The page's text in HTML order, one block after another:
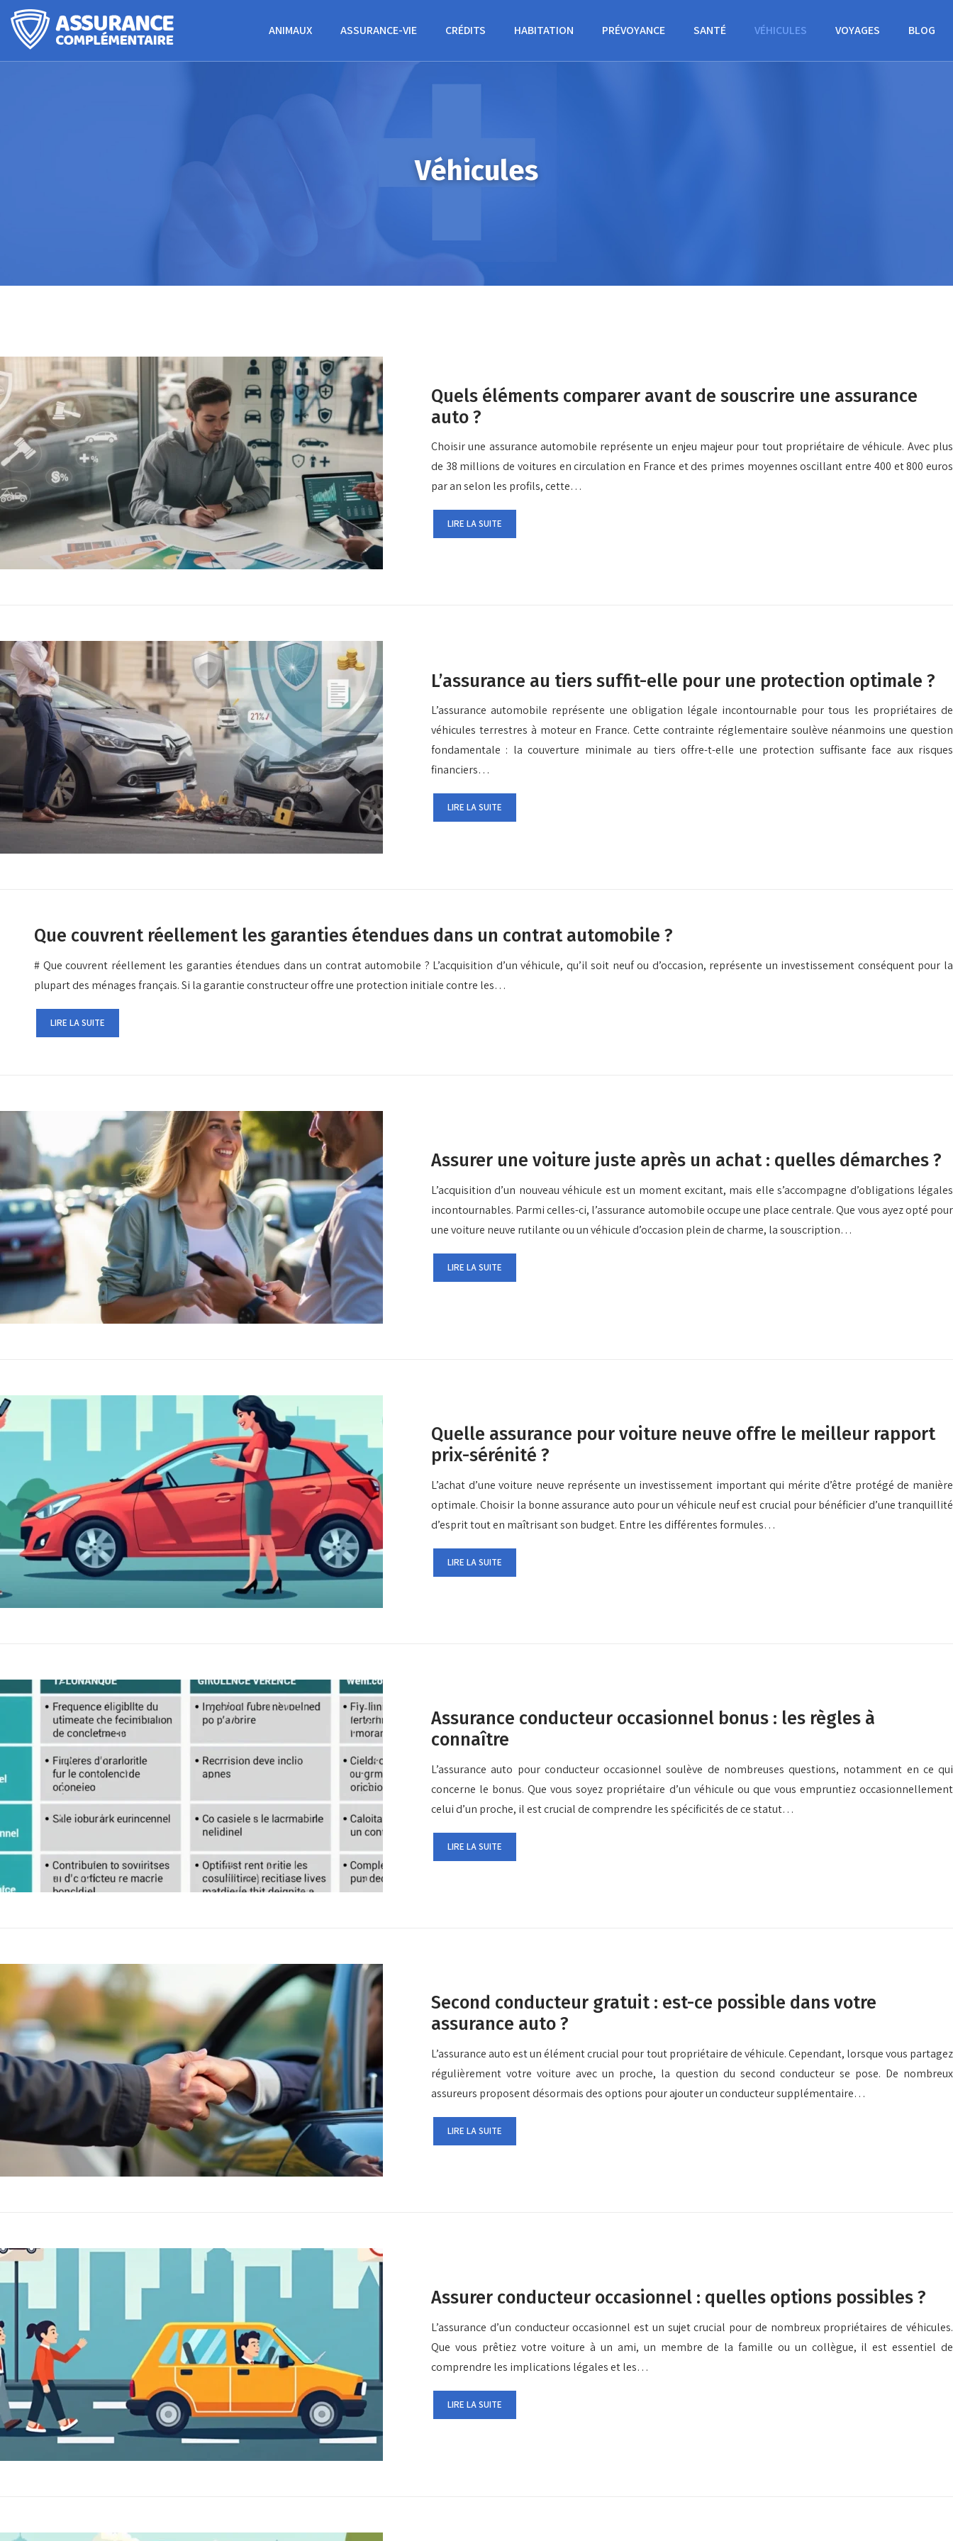
ANIMAUX ASSURANCE-VIE CRÉDITS HABITATION PRÉVOYANCE SANTÉ VÉHICULES VOYAGES BLOG
Véhicules
Quels éléments comparer avant de souscrire une assurance
auto ?
Choisir une assurance automobile représente un enjeu majeur pour tout propriétaire de véhicule. Avec plus
de 38 millions de voitures en circulation en France et des primes moyennes oscillant entre 400 et 800 euros
par an selon les profils, cette…
LIRE LA SUITE
L’assurance au tiers suffit-elle pour une protection optimale ?
L’assurance automobile représente une obligation légale incontournable pour tous les propriétaires de
véhicules terrestres à moteur en France. Cette contrainte réglementaire soulève néanmoins une question
fondamentale : la couverture minimale au tiers offre-t-elle une protection suffisante face aux risques
financiers…
LIRE LA SUITE
Que couvrent réellement les garanties étendues dans un contrat automobile ?
# Que couvrent réellement les garanties étendues dans un contrat automobile ? L’acquisition d’un véhicule, qu’il soit neuf ou d’occasion, représente un investissement conséquent pour la
plupart des ménages français. Si la garantie constructeur offre une protection initiale contre les…
LIRE LA SUITE
Assurer une voiture juste après un achat : quelles démarches ?
L’acquisition d’un nouveau véhicule est un moment excitant, mais elle s’accompagne d’obligations légales
incontournables. Parmi celles-ci, l’assurance automobile occupe une place centrale. Que vous ayez opté pour
une voiture neuve rutilante ou un véhicule d’occasion plein de charme, la souscription…
LIRE LA SUITE
Quelle assurance pour voiture neuve offre le meilleur rapport
prix-sérénité ?
L’achat d’une voiture neuve représente un investissement important qui mérite d’être protégé de manière
optimale. Choisir la bonne assurance auto pour un véhicule neuf est crucial pour bénéficier d’une tranquillité
d’esprit tout en maîtrisant son budget. Entre les différentes formules…
LIRE LA SUITE
Assurance conducteur occasionnel bonus : les règles à
connaître
L’assurance auto pour conducteur occasionnel soulève de nombreuses questions, notamment en ce qui
concerne le bonus. Que vous soyez propriétaire d’un véhicule ou que vous empruntiez occasionnellement
celui d’un proche, il est crucial de comprendre les spécificités de ce statut…
LIRE LA SUITE
Second conducteur gratuit : est-ce possible dans votre
assurance auto ?
L’assurance auto est un élément crucial pour tout propriétaire de véhicule. Cependant, lorsque vous partagez
régulièrement votre voiture avec un proche, la question du second conducteur se pose. De nombreux
assureurs proposent désormais des options pour ajouter un conducteur supplémentaire…
LIRE LA SUITE
Assurer conducteur occasionnel : quelles options possibles ?
L’assurance d’un conducteur occasionnel est un sujet crucial pour de nombreux propriétaires de véhicules.
Que vous prêtiez votre voiture à un ami, un membre de la famille ou un collègue, il est essentiel de
comprendre les implications légales et les…
LIRE LA SUITE